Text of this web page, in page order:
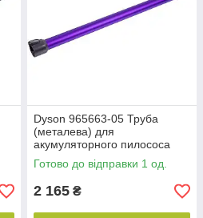
Dyson 965663-05 Труба
(металева) для
акумуляторного пилососа
Готово до відправки 1 од.
2 165 ₴